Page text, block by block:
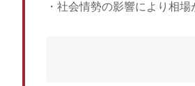
・社会情勢の影響により相